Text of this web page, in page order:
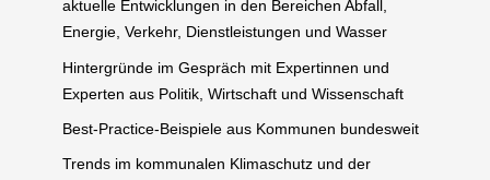
aktuelle Entwicklungen in den Bereichen Abfall,
Energie, Verkehr, Dienstleistungen und Wasser
Hintergründe im Gespräch mit Expertinnen und
Experten aus Politik, Wirtschaft und Wissenschaft
Best-Practice-Beispiele aus Kommunen bundesweit
Trends im kommunalen Klimaschutz und der